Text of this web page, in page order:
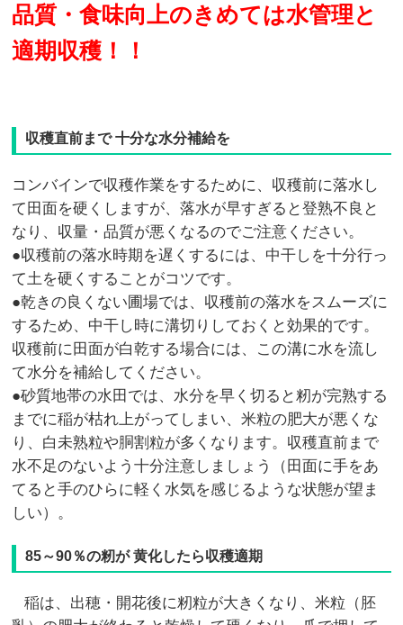
品質・食味向上のきめては水管理と
適期収穫！！
収穫直前まで 十分な水分補給を
コンバインで収穫作業をするために、収穫前に落水し
て田面を硬くしますが、落水が早すぎると登熟不良と
なり、収量・品質が悪くなるのでご注意ください。
●収穫前の落水時期を遅くするには、中干しを十分行っ
て土を硬くすることがコツです。
●乾きの良くない圃場では、収穫前の落水をスムーズに
するため、中干し時に溝切りしておくと効果的です。
収穫前に田面が白乾する場合には、この溝に水を流し
て水分を補給してください。
●砂質地帯の水田では、水分を早く切ると籾が完熟する
までに稲が枯れ上がってしまい、米粒の肥大が悪くな
り、白未熟粒や胴割粒が多くなります。収穫直前まで
水不足のないよう十分注意しましょう（田面に手をあ
てると手のひらに軽く水気を感じるような状態が望ま
しい）。
85～90％の籾が 黄化したら収穫適期
稲は、出穂・開花後に籾粒が大きくなり、米粒（胚